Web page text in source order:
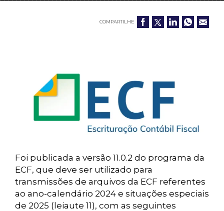
COMPARTILHE
Foi publicada a versão 11.0.2 do programa da
ECF, que deve ser utilizado para
transmissões de arquivos da ECF referentes
ao ano-calendário 2024 e situações especiais
de 2025 (leiaute 11), com as seguintes